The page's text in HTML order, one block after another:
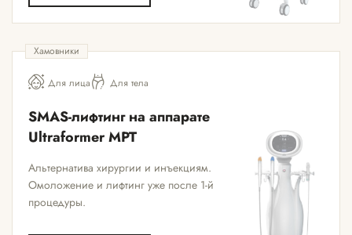
Хамовники
Для лица Для тела
SMAS-лифтинг на аппарате
Ultraformer MPT
Альтернатива хирургии и инъекциям.
Омоложение и лифтинг уже после 1-й
процедуры.